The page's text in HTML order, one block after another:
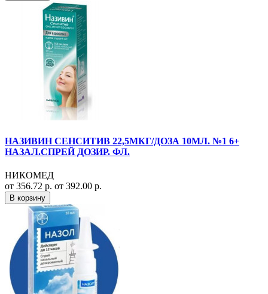
НАЗИВИН СЕНСИТИВ 22,5МКГ/ДОЗА 10МЛ. №1 6+
НАЗАЛ.СПРЕЙ ДОЗИР. ФЛ.
НИКОМЕД
от 356.72 р. от 392.00 р.
В корзину